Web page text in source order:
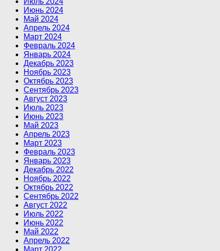
Июнь 2024
Май 2024
Апрель 2024
Март 2024
Февраль 2024
Январь 2024
Декабрь 2023
Ноябрь 2023
Октябрь 2023
Сентябрь 2023
Август 2023
Июль 2023
Июнь 2023
Май 2023
Апрель 2023
Март 2023
Февраль 2023
Январь 2023
Декабрь 2022
Ноябрь 2022
Октябрь 2022
Сентябрь 2022
Август 2022
Июль 2022
Июнь 2022
Май 2022
Апрель 2022
Март 2022